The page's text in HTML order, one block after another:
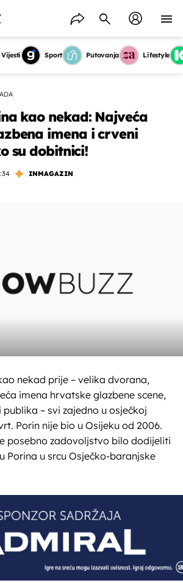
Vijesti Sport Putovanja Lifestyle
kao nekad: Najveća
imena i crveni
su dobitnici!
INMAGAZIN
nekad prije – velika dvorana,
imena hrvatske glazbene scene,
– svi zajedno u osječkoj
Porin nije bio u Osijeku od 2006.
posebno zadovoljstvo bilo dodijeliti
Porina u srcu Osječko-baranjske